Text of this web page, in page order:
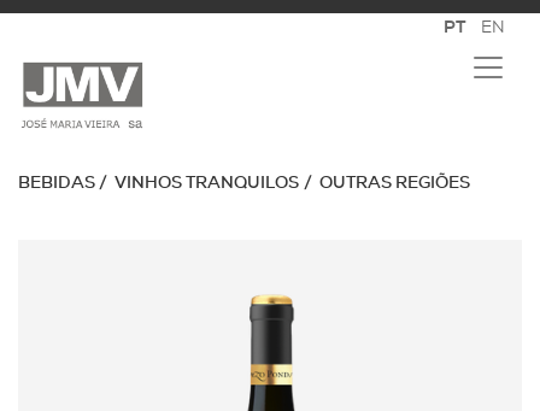
BEBIDAS VINHOS TRANQUILOS OUTRAS REGIÕES